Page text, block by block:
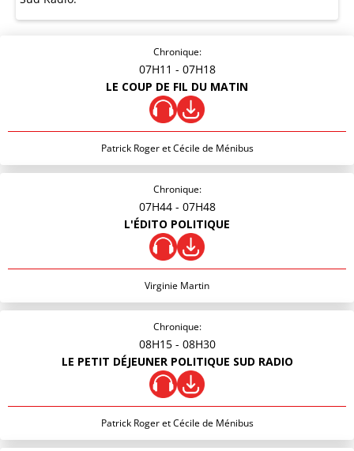
Chronique:
07H11 - 07H18
LE COUP DE FIL DU MATIN
Patrick Roger et Cécile de Ménibus
Chronique:
07H44 - 07H48
L'ÉDITO POLITIQUE
Virginie Martin
Chronique:
08H15 - 08H30
LE PETIT DÉJEUNER POLITIQUE SUD RADIO
Patrick Roger et Cécile de Ménibus